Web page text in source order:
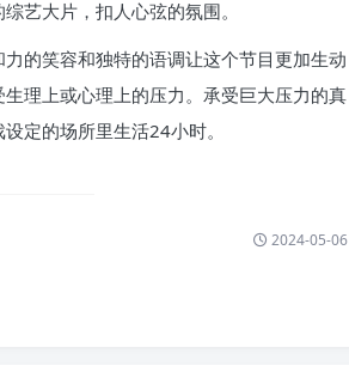
艺大片，扣人心弦的氛围。
的笑容和独特的语调让这个节目更加生动
理上或心理上的压力。承受巨大压力的真
定的场所里生活24小时。
2024-05-06